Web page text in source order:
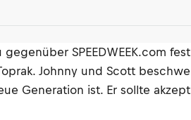
SPEEDWEEK.com
Johnny und Scott
Generation ist. Er sollte